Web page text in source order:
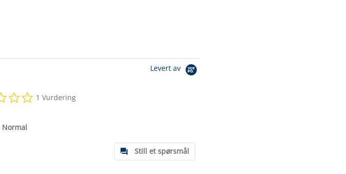
Levert av
star
1 Vurdering
Normal
Still et spørsmål